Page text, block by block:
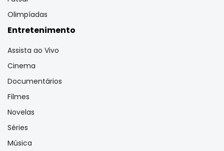
Olimpíadas
Entretenimento
Assista ao Vivo
Cinema
Documentários
Filmes
Novelas
Séries
Música